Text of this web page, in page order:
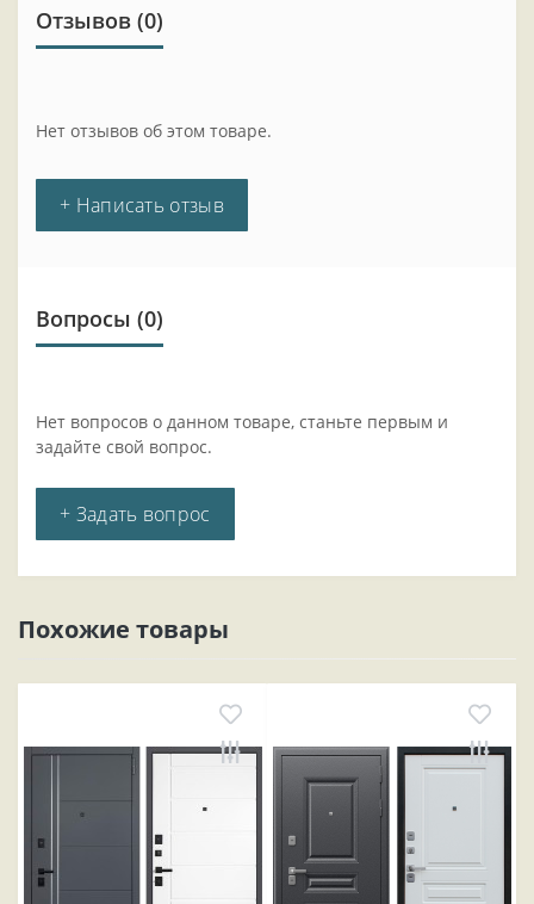
Отзывов (0)
Нет отзывов об этом товаре.
+ Написать отзыв
Вопросы (0)
Нет вопросов о данном товаре, станьте первым и
задайте свой вопрос.
+ Задать вопрос
Похожие товары